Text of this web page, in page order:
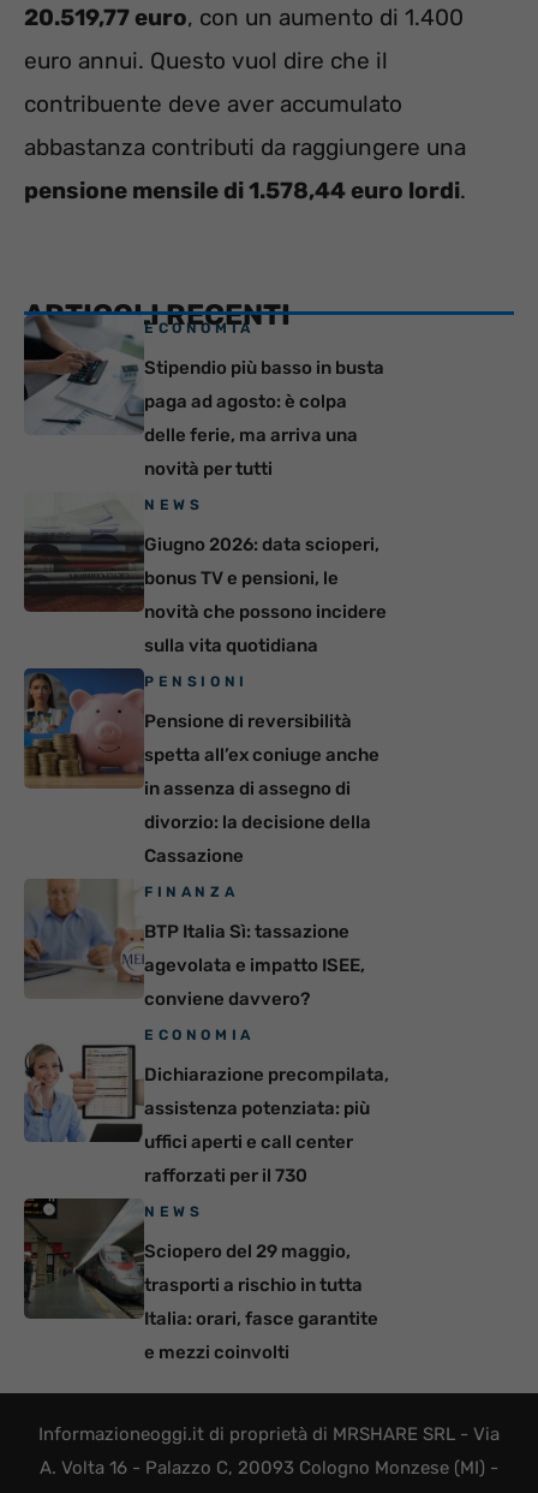
20.519,77 euro, con un aumento di 1.400
euro annui. Questo vuol dire che il
contribuente deve aver accumulato
abbastanza contributi da raggiungere una
pensione mensile di 1.578,44 euro lordi.
ARTICOLI RECENTI
ECONOMIA
Stipendio più basso in busta
paga ad agosto: è colpa
delle ferie, ma arriva una
novità per tutti
NEWS
Giugno 2026: data scioperi,
bonus TV e pensioni, le
novità che possono incidere
sulla vita quotidiana
PENSIONI
Pensione di reversibilità
spetta all’ex coniuge anche
in assenza di assegno di
divorzio: la decisione della
Cassazione
FINANZA
BTP Italia Sì: tassazione
agevolata e impatto ISEE,
conviene davvero?
ECONOMIA
Dichiarazione precompilata,
assistenza potenziata: più
uffici aperti e call center
rafforzati per il 730
NEWS
Sciopero del 29 maggio,
trasporti a rischio in tutta
Italia: orari, fasce garantite
e mezzi coinvolti
Informazioneoggi.it di proprietà di MRSHARE SRL - Via
A. Volta 16 - Palazzo C, 20093 Cologno Monzese (MI) -